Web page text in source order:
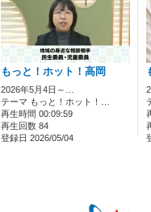
もっと！ホット！高岡
2026年5月4日～…
テーマ もっと！ホット！…
再生時間 00:09:59
再生回数 84
登録日 2026/05/04